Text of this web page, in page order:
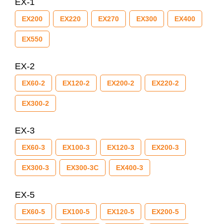
EX-1
EX200 EX220 EX270 EX300 EX400
EX550
EX-2
EX60-2 EX120-2 EX200-2 EX220-2
EX300-2
EX-3
EX60-3 EX100-3 EX120-3 EX200-3
EX300-3 EX300-3C EX400-3
EX-5
EX60-5 EX100-5 EX120-5 EX200-5